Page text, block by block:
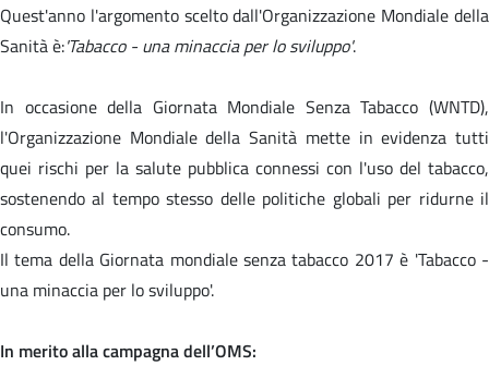
Quest'anno l'argomento scelto dall'Organizzazione Mondiale della
Sanità è:'Tabacco - una minaccia per lo sviluppo'.
In occasione della Giornata Mondiale Senza Tabacco (WNTD),
l'Organizzazione Mondiale della Sanità mette in evidenza tutti
quei rischi per la salute pubblica connessi con l'uso del tabacco,
sostenendo al tempo stesso delle politiche globali per ridurne il
consumo.
Il tema della Giornata mondiale senza tabacco 2017 è 'Tabacco -
una minaccia per lo sviluppo'.
In merito alla campagna dell’OMS: